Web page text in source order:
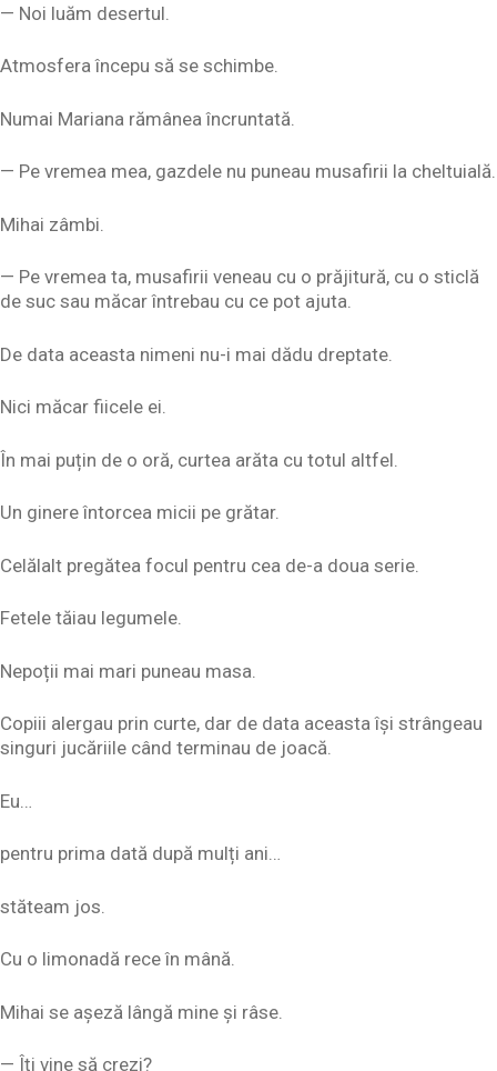
— Noi luăm desertul.
Atmosfera începu să se schimbe.
Numai Mariana rămânea încruntată.
— Pe vremea mea, gazdele nu puneau musafirii la cheltuială.
Mihai zâmbi.
— Pe vremea ta, musafirii veneau cu o prăjitură, cu o sticlă
de suc sau măcar întrebau cu ce pot ajuta.
De data aceasta nimeni nu-i mai dădu dreptate.
Nici măcar fiicele ei.
În mai puțin de o oră, curtea arăta cu totul altfel.
Un ginere întorcea micii pe grătar.
Celălalt pregătea focul pentru cea de-a doua serie.
Fetele tăiau legumele.
Nepoții mai mari puneau masa.
Copiii alergau prin curte, dar de data aceasta își strângeau
singuri jucăriile când terminau de joacă.
Eu…
pentru prima dată după mulți ani…
stăteam jos.
Cu o limonadă rece în mână.
Mihai se așeză lângă mine și râse.
— Îți vine să crezi?